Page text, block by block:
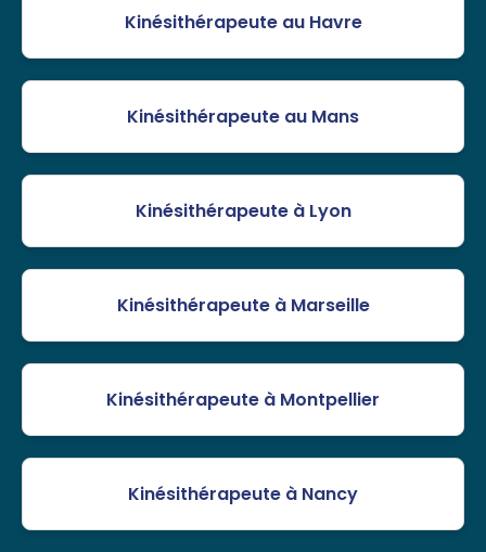
Kinésithérapeute au Havre
Kinésithérapeute au Mans
Kinésithérapeute à Lyon
Kinésithérapeute à Marseille
Kinésithérapeute à Montpellier
Kinésithérapeute à Nancy